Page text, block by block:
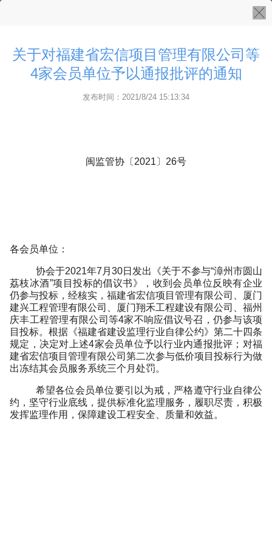
关于对福建省宏信项目管理有限公司等
4家会员单位予以通报批评的通知
发布时间：2021/8/24 15:13:34
闽监管协 〔 2021〕26号
各会员单位：
协会于2021年7月30日发出《关于不参与“漳州市圆山
荔枝冰酒”项目投标的倡议书》
，收到会员单位反映有企业
仍参与投标，经核实，福建省宏信项目管理有限公司、厦门
建兴工程管理有限公司、厦门翔禾工程建设有限公司、福州
庆丰工程管理有限公司等4家不响应倡议号召，仍参与该项
目投标。根据《福建省建设监理行业自律公约》第二十四条
规定， 决定对上述4家会员单位予以行业内通报批评；对福
建省宏信项目管理有限公司第二次参与低价项目投标行为做
出冻结其会员服务系统三个月处罚。
希望各位会员单位要引以为戒，严格遵守行业自律公
约，坚守行业底线，提供标准化监理服务，履职尽责，积极
发挥监理作用，保障建设工程安全、质量和效益。